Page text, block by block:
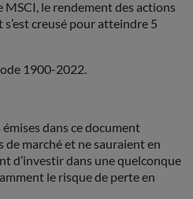
MSCI, le rendement des actions
creusé pour atteindre 5
1900-2022.
dans ce document
marché et ne sauraient en
d’investir dans une quelconque
le risque de perte en